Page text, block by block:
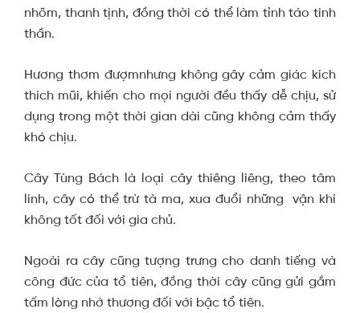
nhõm, thanh tịnh, đồng thời có thể làm tỉnh táo tinh
thần.
Hương thơm đượmnhưng không gây cảm giác kích
thích mũi, khiến cho mọi người đều thấy dễ chịu, sử
dụng trong một thời gian dài cũng không cảm thấy
khó chịu.
Cây Tùng Bách là loại cây thiêng liêng, theo tâm
linh, cây có thể trừ tà ma, xua đuổi những vận khí
không tốt đối với gia chủ.
Ngoài ra cây cũng tượng trưng cho danh tiếng và
công đức của tổ tiên, đồng thời cây cũng gửi gắm
tấm lòng nhớ thương đối với bậc tổ tiên.